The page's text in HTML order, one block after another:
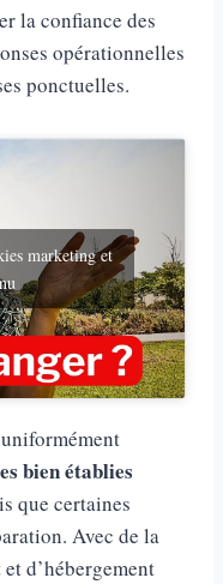
la confiance des
opérationnelles
ponctuelles.
marketing et
bien établies
que certaines
Avec de la
d’hébergement